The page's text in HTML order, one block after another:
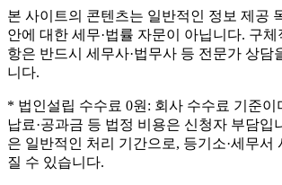
본 사이트의 콘텐츠는 일반적인 정보 제공
안에 대한 세무·법률 자문이 아닙니다. 구체
항은 반드시 세무사·법무사 등 전문가 상담
니다.
* 법인설립 수수료 0원: 회사 수수료 기준이
납료·공과금 등 법정 비용은 신청자 부담입
은 일반적인 처리 기간으로, 등기소·세무서
질 수 있습니다.